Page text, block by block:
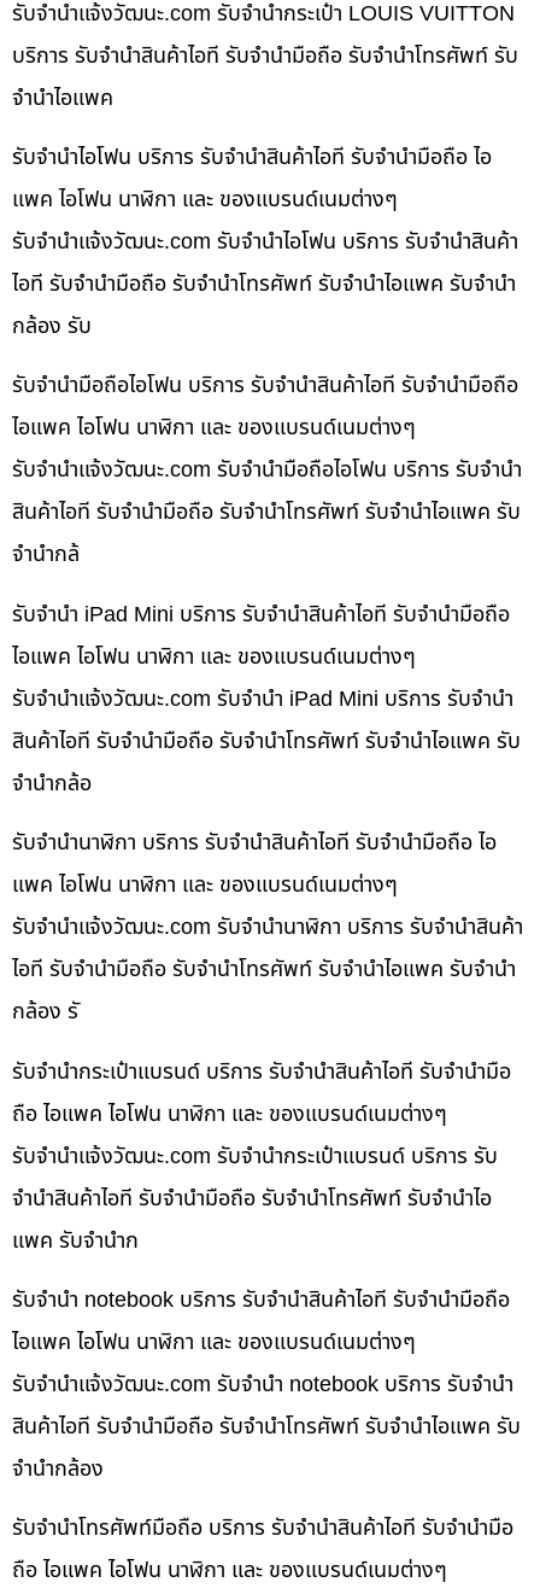
รับจํานําแจ้งวัฒนะ.com รับจำนำกระเป๋า LOUIS VUITTON
บริการ รับจำนำสินค้าไอที รับจำนำมือถือ รับจำนำโทรศัพท์ รับ
จำนำไอแพค
รับจำนำไอโฟน บริการ รับจำนำสินค้าไอที รับจำนำมือถือ ไอ
แพค ไอโฟน นาฬิกา และ ของแบรนด์เนมต่างๆ
รับจํานําแจ้งวัฒนะ.com รับจำนำไอโฟน บริการ รับจำนำสินค้า
ไอที รับจำนำมือถือ รับจำนำโทรศัพท์ รับจำนำไอแพค รับจำนำ
กล้อง รับ
รับจำนำมือถือไอโฟน บริการ รับจำนำสินค้าไอที รับจำนำมือถือ
ไอแพค ไอโฟน นาฬิกา และ ของแบรนด์เนมต่างๆ
รับจํานําแจ้งวัฒนะ.com รับจำนำมือถือไอโฟน บริการ รับจำนำ
สินค้าไอที รับจำนำมือถือ รับจำนำโทรศัพท์ รับจำนำไอแพค รับ
จำนำกล้
รับจำนำ iPad Mini บริการ รับจำนำสินค้าไอที รับจำนำมือถือ
ไอแพค ไอโฟน นาฬิกา และ ของแบรนด์เนมต่างๆ
รับจํานําแจ้งวัฒนะ.com รับจำนำ iPad Mini บริการ รับจำนำ
สินค้าไอที รับจำนำมือถือ รับจำนำโทรศัพท์ รับจำนำไอแพค รับ
จำนำกล้อ
รับจำนำนาฬิกา บริการ รับจำนำสินค้าไอที รับจำนำมือถือ ไอ
แพค ไอโฟน นาฬิกา และ ของแบรนด์เนมต่างๆ
รับจํานําแจ้งวัฒนะ.com รับจำนำนาฬิกา บริการ รับจำนำสินค้า
ไอที รับจำนำมือถือ รับจำนำโทรศัพท์ รับจำนำไอแพค รับจำนำ
กล้อง รั
รับจำนำกระเป๋าแบรนด์ บริการ รับจำนำสินค้าไอที รับจำนำมือ
ถือ ไอแพค ไอโฟน นาฬิกา และ ของแบรนด์เนมต่างๆ
รับจํานําแจ้งวัฒนะ.com รับจำนำกระเป๋าแบรนด์ บริการ รับ
จำนำสินค้าไอที รับจำนำมือถือ รับจำนำโทรศัพท์ รับจำนำไอ
แพค รับจำนำก
รับจำนำ notebook บริการ รับจำนำสินค้าไอที รับจำนำมือถือ
ไอแพค ไอโฟน นาฬิกา และ ของแบรนด์เนมต่างๆ
รับจํานําแจ้งวัฒนะ.com รับจำนำ notebook บริการ รับจำนำ
สินค้าไอที รับจำนำมือถือ รับจำนำโทรศัพท์ รับจำนำไอแพค รับ
จำนำกล้อง
รับจำนำโทรศัพท์มือถือ บริการ รับจำนำสินค้าไอที รับจำนำมือ
ถือ ไอแพค ไอโฟน นาฬิกา และ ของแบรนด์เนมต่างๆ